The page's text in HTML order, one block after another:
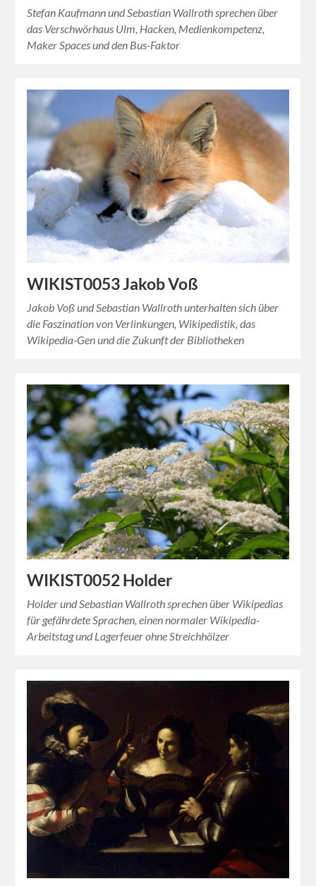
Stefan Kaufmann und Sebastian Wallroth sprechen über
das Verschwörhaus Ulm, Hacken, Medienkompetenz,
Maker Spaces und den Bus-Faktor
WIKIST0053 Jakob Voß
Jakob Voß und Sebastian Wallroth unterhalten sich über
die Faszination von Verlinkungen, Wikipedistik, das
Wikipedia-Gen und die Zukunft der Bibliotheken
WIKIST0052 Holder
Holder und Sebastian Wallroth sprechen über Wikipedias
für gefährdete Sprachen, einen normaler Wikipedia-
Arbeitstag und Lagerfeuer ohne Streichhölzer